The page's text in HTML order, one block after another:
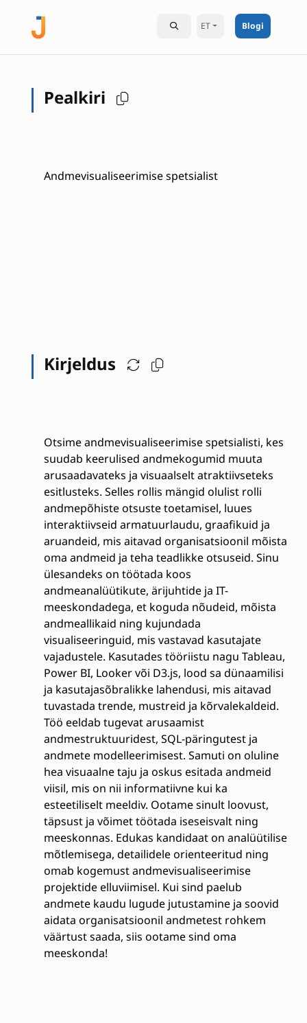
ET Blogi
Pealkiri
Andmevisualiseerimise spetsialist
Kirjeldus
Otsime andmevisualiseerimise spetsialisti, kes
suudab keerulised andmekogumid muuta
arusaadavateks ja visuaalselt atraktiivseteks
esitlusteks. Selles rollis mängid olulist rolli
andmepõhiste otsuste toetamisel, luues
interaktiivseid armatuurlaudu, graafikuid ja
aruandeid, mis aitavad organisatsioonil mõista
oma andmeid ja teha teadlikke otsuseid. Sinu
ülesandeks on töötada koos
andmeanalüütikute, ärijuhtide ja IT-
meeskondadega, et koguda nõudeid, mõista
andmeallikaid ning kujundada
visualiseeringuid, mis vastavad kasutajate
vajadustele. Kasutades tööriistu nagu Tableau,
Power BI, Looker või D3.js, lood sa dünaamilisi
ja kasutajasõbralikke lahendusi, mis aitavad
tuvastada trende, mustreid ja kõrvalekaldeid.
Töö eeldab tugevat arusaamist
andmestruktuuridest, SQL-päringutest ja
andmete modelleerimisest. Samuti on oluline
hea visuaalne taju ja oskus esitada andmeid
viisil, mis on nii informatiivne kui ka
esteetiliselt meeldiv. Ootame sinult loovust,
täpsust ja võimet töötada iseseisvalt ning
meeskonnas. Edukas kandidaat on analüütilise
mõtlemisega, detailidele orienteeritud ning
omab kogemust andmevisualiseerimise
projektide elluviimisel. Kui sind paelub
andmete kaudu lugude jutustamine ja soovid
aidata organisatsioonil andmetest rohkem
väärtust saada, siis ootame sind oma
meeskonda!